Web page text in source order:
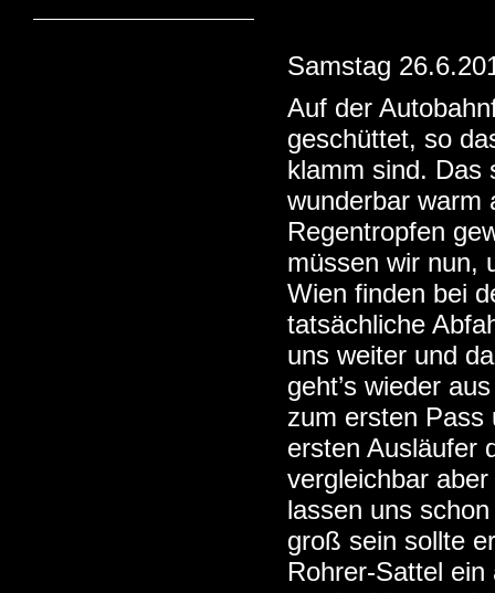
Samstag
Auf der
geschüttet, so
klamm sind. Das
wunderbar warm
Regentropfen
müssen wir nun,
Wien finden bei
tatsächliche
uns weiter und
geht’s wieder
zum ersten Pass
ersten Ausläufer
vergleichbar
lassen uns
groß sein sollte
Rohrer-Sattel